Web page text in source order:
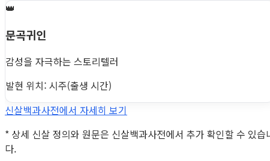
👑
문곡귀인
감성을 자극하는 스토리텔러
발현 위치: 시주(출생 시간)
신살백과사전에서 자세히 보기
* 상세 신살 정의와 원문은 신살백과사전에서 추가 확인할 수 있습
다.